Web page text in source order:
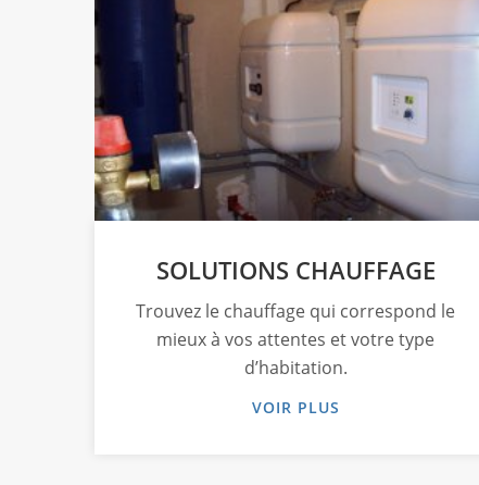
SOLUTIONS CHAUFFAGE
Trouvez le chauffage qui correspond le
mieux à vos attentes et votre type
d’habitation.
VOIR PLUS